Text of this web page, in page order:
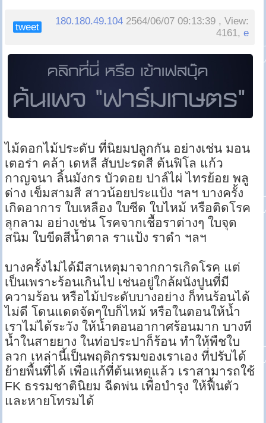
tweet
180.180.49.104 2564/06/07 09:13:39 , View:
4161,e
ไม้ดอกไม้ประดับ ที่นิยมปลูกกัน อย่างเช่น มอน
เตอร่า คล้า เดหลี สับปะรดสี ต้นฟิโล แก้ว
กาญจนา ลิ้นมังกร บัวดอย ปาล์ไผ่ ไทรย้อย พลู
ด่าง เข็มสามสี สาวน้อยประแป้ง ฯลฯ บางครั้ง
เกิดอาการ ใบเหลือง ใบซีด ใบไหม้ หรือติดโรค
ลุกลาม อย่างเช่น โรคจากเชื้อราต่างๆ ใบจุด
สนิม ใบขีดสีน้ำตาล ราแป้ง ราดำ ฯลฯ
บางครั้งไม่ได้มีสาเหตุมาจากการเกิดโรค แต่
เป็นเพราะร้อนเกินไป เช่นอยู่ใกล้ผนังปูนที่มี
ความร้อน หรือไม้ประดับบางอย่าง ก็ทนร้อนได้
ไม่ดี โดนแดดจัดๆใบก็ไหม้ หรือในตอนให้น้ำ
เราไม่ได้ระวัง ให้น้ำตอนอากาศร้อนมาก บางที
น้ำในสายยาง ในท่อประปาก็ร้อน ทำให้พืชใบ
ลวก เหล่านี้เป็นพฤติกรรมของเราเอง ที่ปรับได้
ย้ายพื้นที่ได้ เพื่อแก้ที่ต้นเหตุแล้ว เราสามารถใช้
FK ธรรมชาตินิยม ฉีดพ่น เพื่อบำรุง ให้ฟื้นตัว
และหายโทรมได้